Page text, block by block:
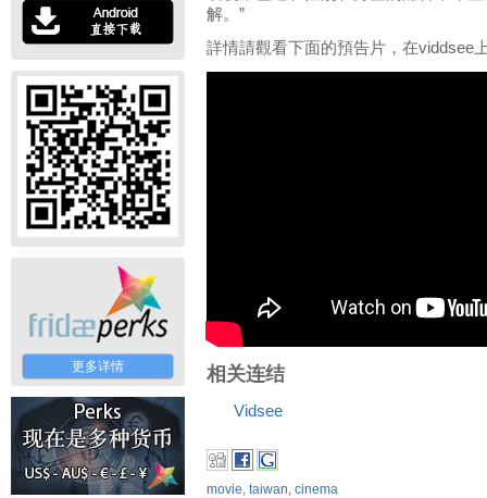
更多详情
解。”
詳情請觀看下面的預告片，在viddsee
相关连结
Vidsee
movie, taiwan, cinema